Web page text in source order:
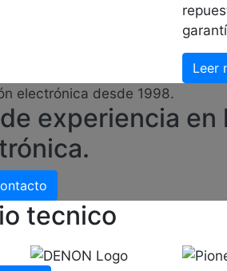
Leer
electrónica desde 1998.
experiencia en
tecnico